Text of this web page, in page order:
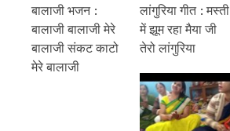
बालाजी भजन :
बालाजी बालाजी मेरे
बालाजी संकट काटो
मेरे बालाजी
लांगुरिया गीत : मस्ती
में झूम रहा मैया जी
तेरो लांगुरिया